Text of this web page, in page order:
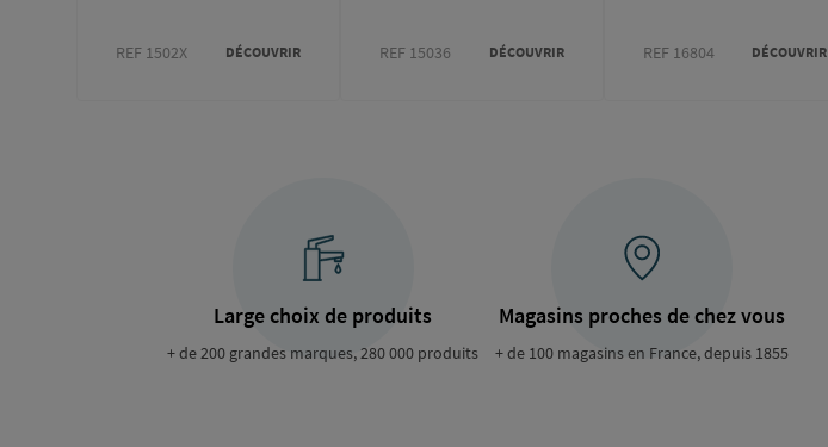
REF 1502X DÉCOUVRIR REF 15036 DÉCOUVRIR REF 16804 DÉCOUVRIR
Large choix de produits
+ de 200 grandes marques, 280 000 produits
Magasins proches de chez vous
+ de 100 magasins en France, depuis 1855